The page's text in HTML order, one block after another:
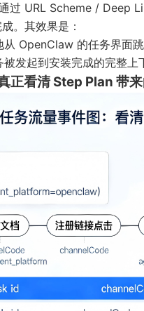
过 URL Scheme / Deep
。其效果是：
从 OpenClaw 的任务界面
发起到安装完成的完整
正看清 Step Plan 带